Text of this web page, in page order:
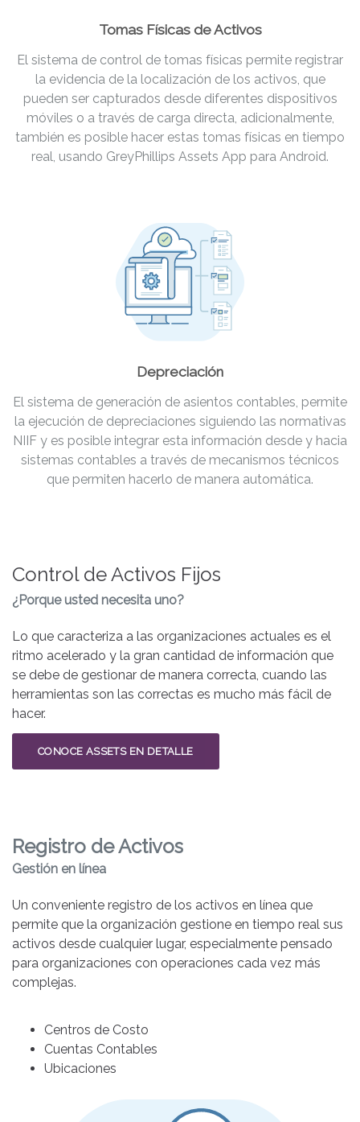
Tomas Físicas de Activos
El sistema de control de tomas físicas permite registrar
la evidencia de la localización de los activos, que
pueden ser capturados desde diferentes dispositivos
móviles o a través de carga directa, adicionalmente,
también es posible hacer estas tomas físicas en tiempo
real, usando GreyPhillips Assets App para Android.
Depreciación
El sistema de generación de asientos contables, permite
la ejecución de depreciaciones siguiendo las normativas
NIIF y es posible integrar esta información desde y hacia
sistemas contables a través de mecanismos técnicos
que permiten hacerlo de manera automática.
Control de Activos Fijos
¿Porque usted necesita uno?
Lo que caracteriza a las organizaciones actuales es el
ritmo acelerado y la gran cantidad de información que
se debe de gestionar de manera correcta, cuando las
herramientas son las correctas es mucho más fácil de
hacer.
CONOCE ASSETS EN DETALLE
Registro de Activos
Gestión en línea
Un conveniente registro de los activos en línea que
permite que la organización gestione en tiempo real sus
activos desde cualquier lugar, especialmente pensado
para organizaciones con operaciones cada vez más
complejas.
Centros de Costo
Cuentas Contables
Ubicaciones